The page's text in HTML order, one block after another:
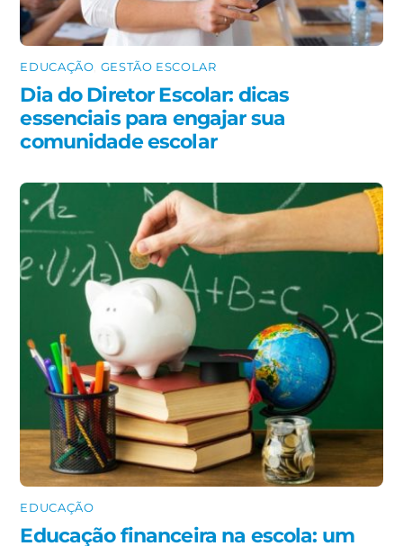
EDUCAÇÃO GESTÃO ESCOLAR
Dia do Diretor Escolar: dicas
essenciais para engajar sua
comunidade escolar
EDUCAÇÃO
Educação financeira na escola: um